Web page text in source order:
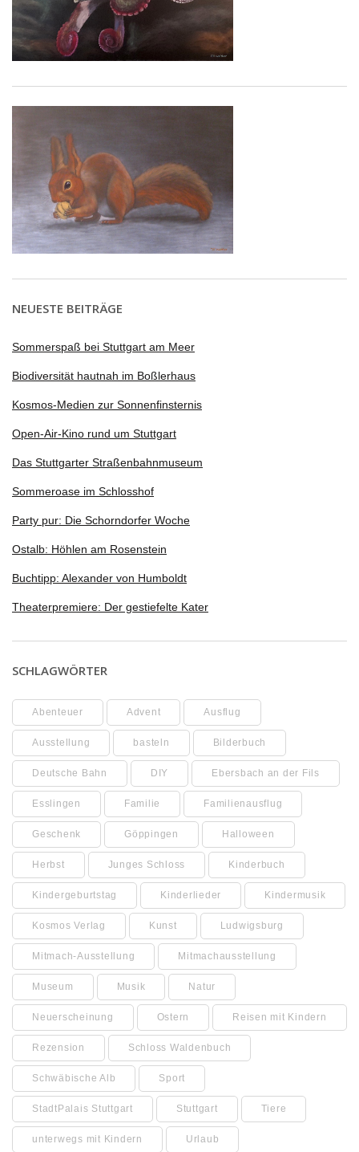
NEUESTE BEITRÄGE
Sommerspaß bei Stuttgart am Meer
Biodiversität hautnah im Boßlerhaus
Kosmos-Medien zur Sonnenfinsternis
Open-Air-Kino rund um Stuttgart
Das Stuttgarter Straßenbahnmuseum
Sommeroase im Schlosshof
Party pur: Die Schorndorfer Woche
Ostalb: Höhlen am Rosenstein
Buchtipp: Alexander von Humboldt
Theaterpremiere: Der gestiefelte Kater
SCHLAGWÖRTER
Abenteuer Advent Ausflug
Ausstellung basteln Bilderbuch
Deutsche Bahn DIY Ebersbach an der Fils
Esslingen Familie Familienausflug
Geschenk Göppingen Halloween
Herbst Junges Schloss Kinderbuch
Kindergeburtstag Kinderlieder Kindermusik
Kosmos Verlag Kunst Ludwigsburg
Mitmach-Ausstellung Mitmachausstellung
Museum Musik Natur
Neuerscheinung Ostern Reisen mit Kindern
Rezension Schloss Waldenbuch
Schwäbische Alb Sport
StadtPalais Stuttgart Stuttgart Tiere
unterwegs mit Kindern Urlaub